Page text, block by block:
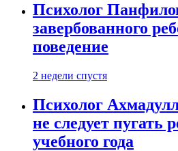
Психолог
завербованного
поведение
2 недели спустя
Психолог
не следует пугать
учебного года